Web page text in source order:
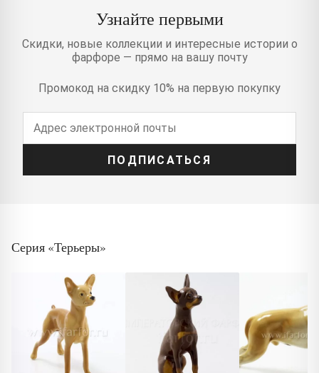
Узнайте первыми
Скидки, новые коллекции и интересные истории о
фарфоре — прямо на вашу почту
Промокод на скидку 10% на первую покупку
ПОДПИСАТЬСЯ
Серия «Терьеры»